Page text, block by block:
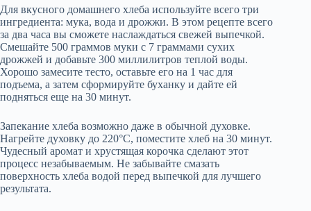
Для вкусного домашнего хлеба используйте всего три
ингредиента: мука, вода и дрожжи. В этом рецепте всего
за два часа вы сможете наслаждаться свежей выпечкой.
Смешайте 500 граммов муки с 7 граммами сухих
дрожжей и добавьте 300 миллилитров теплой воды.
Хорошо замесите тесто, оставьте его на 1 час для
подъема, а затем сформируйте буханку и дайте ей
подняться еще на 30 минут.
Запекание хлеба возможно даже в обычной духовке.
Нагрейте духовку до 220°C, поместите хлеб на 30 минут.
Чудесный аромат и хрустящая корочка сделают этот
процесс незабываемым. Не забывайте смазать
поверхность хлеба водой перед выпечкой для лучшего
результата.